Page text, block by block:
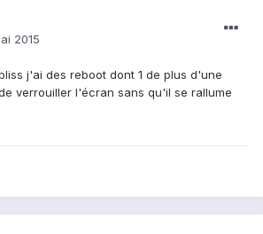
2015
j'ai des reboot dont 1 de plus d'une
verrouiller l'écran sans qu'il se rallume